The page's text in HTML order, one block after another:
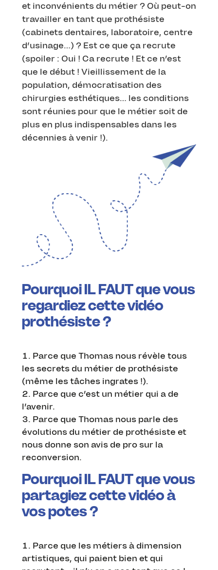
et inconvénients du métier ? Où peut-on
travailler en tant que prothésiste
(cabinets dentaires, laboratoire, centre
d’usinage…) ? Est ce que ça recrute
(spoiler : Oui ! Ca recrute ! Et ce n’est
que le début ! Vieillissement de la
population, démocratisation des
chirurgies esthétiques… les conditions
sont réunies pour que le métier soit de
plus en plus indispensables dans les
décennies à venir !).
Pourquoi IL FAUT que vous
regardiez cette vidéo
prothésiste ?
Parce que Thomas nous révèle tous
les secrets du métier de prothésiste
(même les tâches ingrates !).
Parce que c’est un métier qui a de
l’avenir.
Parce que Thomas nous parle des
évolutions du métier de prothésiste et
nous donne son avis de pro sur la
reconversion.
Pourquoi IL FAUT que vous
partagiez cette vidéo à
vos potes ?
Parce que les métiers à dimension
artistiques, qui paient bien et qui